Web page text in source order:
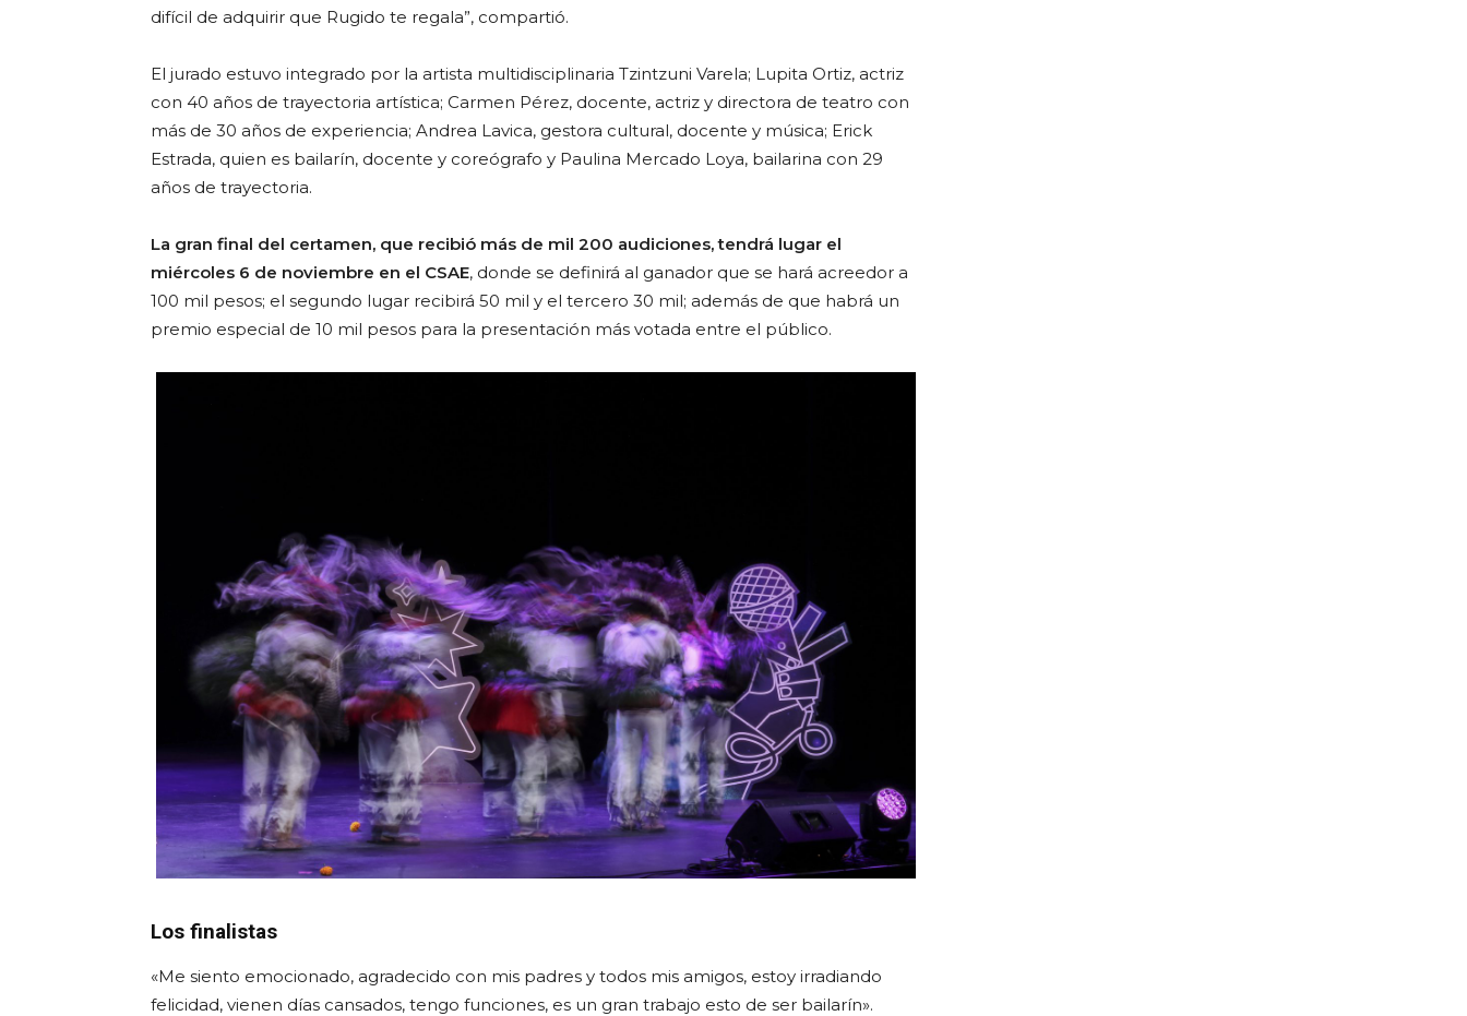
difícil de adquirir que Rugido te regala”, compartió.
El jurado estuvo integrado por la artista multidisciplinaria Tzintzuni Varela; Lupita Ortiz, actriz
con 40 años de trayectoria artística; Carmen Pérez, docente, actriz y directora de teatro con
más de 30 años de experiencia; Andrea Lavica, gestora cultural, docente y música; Erick
Estrada, quien es bailarín, docente y coreógrafo y Paulina Mercado Loya, bailarina con 29
años de trayectoria.
La gran final del certamen, que recibió más de mil 200 audiciones, tendrá lugar el
miércoles 6 de noviembre en el CSAE, donde se definirá al ganador que se hará acreedor a
100 mil pesos; el segundo lugar recibirá 50 mil y el tercero 30 mil; además de que habrá un
premio especial de 10 mil pesos para la presentación más votada entre el público.
Los finalistas
«Me siento emocionado, agradecido con mis padres y todos mis amigos, estoy irradiando
felicidad, vienen días cansados, tengo funciones, es un gran trabajo esto de ser bailarín».